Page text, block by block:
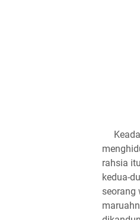
rahsia
kedua-
seorang